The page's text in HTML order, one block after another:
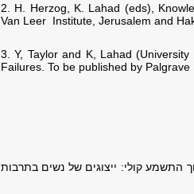
2. H. Herzog, K. Lahad (eds),
Van Leer Institute, Jerusalem and
3. Y, Taylor and K, Lahad
Failures. To be published by Palgrave
התשמע קולי: ייצוגים של נשים בתרבות